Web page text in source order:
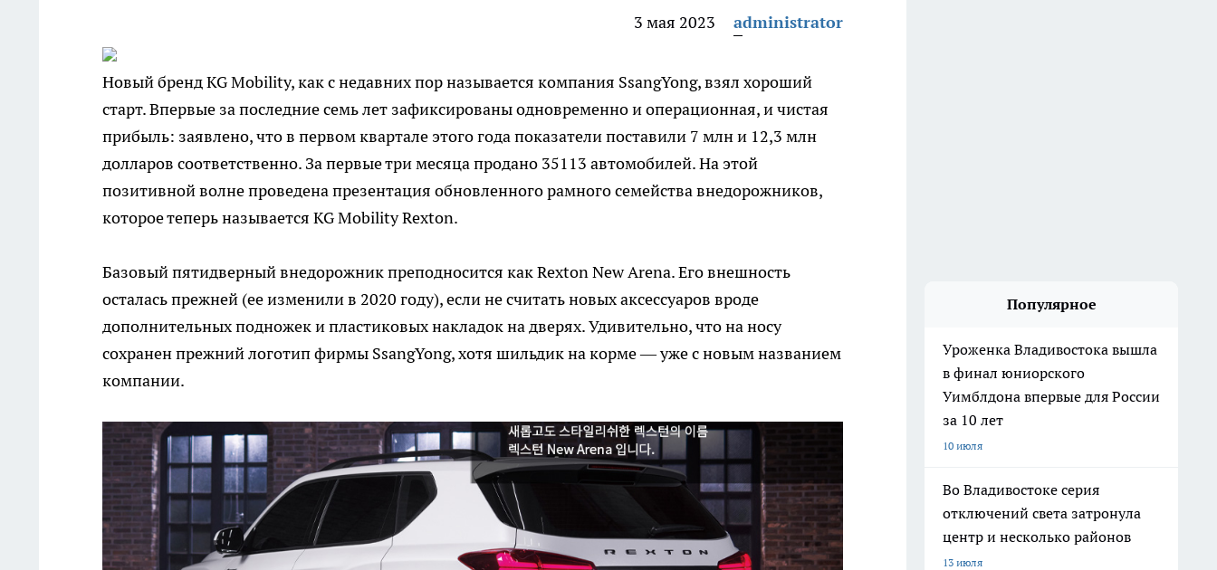
3 мая 2023 administrator
Новый бренд KG Mobility, как с недавних пор называется компания SsangYong, взял хороший
старт. Впервые за последние семь лет зафиксированы одновременно и операционная, и чистая
прибыль: заявлено, что в первом квартале этого года показатели поставили 7 млн и 12,3 млн
долларов соответственно. За первые три месяца продано 35113 автомобилей. На этой
позитивной волне проведена презентация обновленного рамного семейства внедорожников,
которое теперь называется KG Mobility Rexton.
Базовый пятидверный внедорожник преподносится как Rexton New Arena. Его внешность
осталась прежней (ее изменили в 2020 году), если не считать новых аксессуаров вроде
дополнительных подножек и пластиковых накладок на дверях. Удивительно, что на носу
сохранен прежний логотип фирмы SsangYong, хотя шильдик на корме — уже с новым названием
компании.
Популярное
Уроженка Владивостока вышла
в финал юниорского
Уимблдона впервые для России
за 10 лет
10 июля
Во Владивостоке серия
отключений света затронула
центр и несколько районов
13 июля